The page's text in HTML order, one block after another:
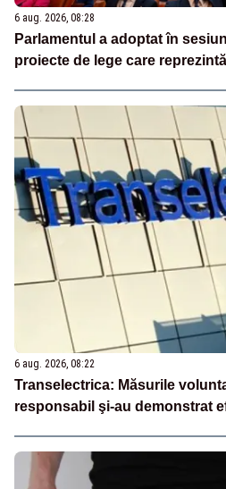
6 aug. 2026, 08:28
Parlamentul a adoptat în
proiecte de lege care
6 aug. 2026, 08:22
Transelectrica: Măsurile
responsabil şi-au demonstrat